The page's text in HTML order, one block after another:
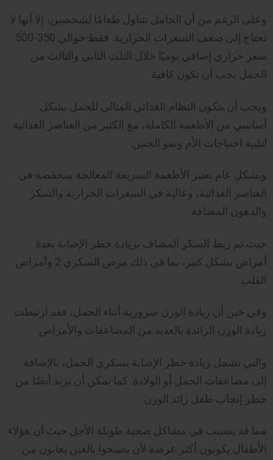
وعلى الرغم من أن الحامل تتناول طعامًا لشخصين، إلا أنها لا
تحتاج إلى ضعف السعرات الحرارية. فقط حوالي 350-500
سعر حراري إضافي يوميًا خلال الثلث الثاني والثالث من
الحمل يجب أن تكون كافية.
ويجب أن يتكون النظام الغذائي المثالي للحمل بشكل
أساسي من الأطعمة الكاملة، مع الكثير من العناصر الغذائية
لتلبية احتياجات الأم ونمو الجنين.
وبشكل عام تعتبر الأطعمة السريعة المعالجة منخفضة في
العناصر الغذائية، وعالية في السعرات الحرارية والسكر
والدهون المضافة.
حيث تم ربط السكر المضاف بزيادة خطر الإصابة بعدة
أمراض بشكل كبير، بما في ذلك مرض السكري 2 وأمراض
القلب.
وفي حين أن زيادة الوزن ضرورية أثناء الحمل، فقد ارتبطت
زيادة الوزن الزائدة بالعديد من المضاعفات والأمراض.
والتي تشمل زيادة خطر الإصابة بسكري الحمل، بالإضافة
إلى مضاعفات الحمل أو الولادة. كما يمكن أن يزيد أيضًا من
خطر إنجاب طفل زائد الوزن.
مما قد يتسبب في مشاكل صحية طويلة الأجل حيث أن هؤلاء
الأطفال يكونون أكثر عرضة لأن يصبحوا بالغين يعانون من